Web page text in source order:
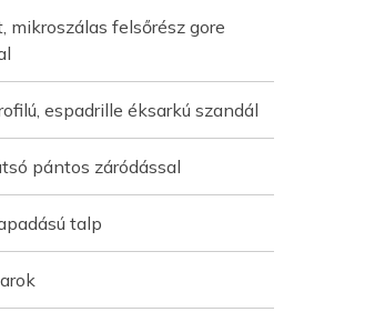
mikroszálas felsőrész gore
espadrille éksarkú szandál
pántos záródással
talp